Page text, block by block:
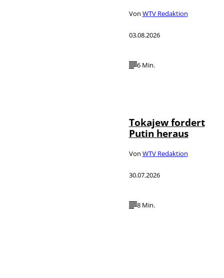
Von WTV Redaktion
03.08.2026
6 Min.
Tokajew fordert
Putin heraus
Von WTV Redaktion
30.07.2026
8 Min.